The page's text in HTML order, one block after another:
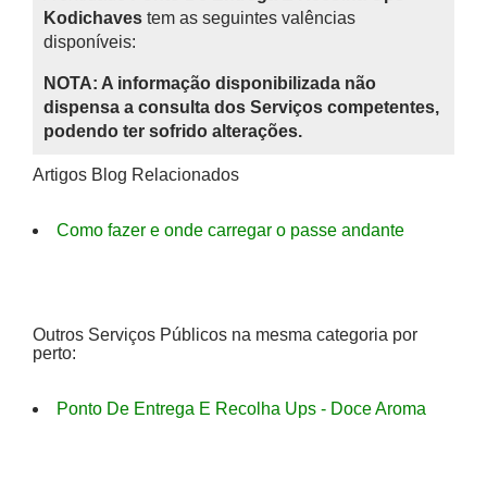
Kodichaves tem as seguintes valências
disponíveis:
NOTA: A informação disponibilizada não
dispensa a consulta dos Serviços competentes,
podendo ter sofrido alterações.
Artigos Blog Relacionados
Como fazer e onde carregar o passe andante
Outros Serviços Públicos na mesma categoria por
perto:
Ponto De Entrega E Recolha Ups - Doce Aroma